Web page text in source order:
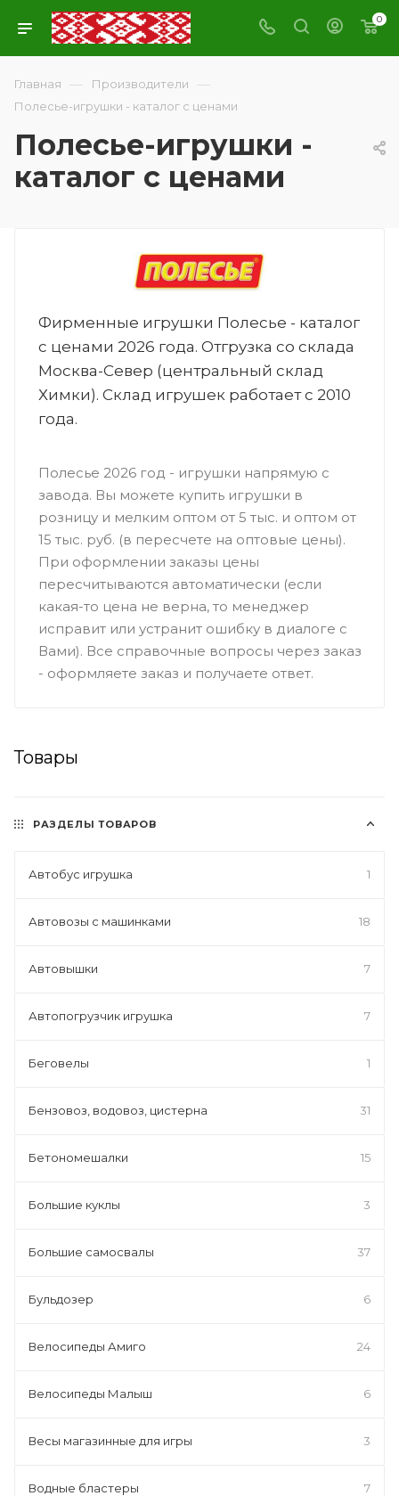
0
Главная — Производители —
Полесье-игрушки - каталог с ценами
Полесье-игрушки -
каталог с ценами
Фирменные игрушки Полесье - каталог
с ценами 2026 года. Отгрузка со склада
Москва-Север (центральный склад
Химки). Склад игрушек работает с 2010
года.
Полесье 2026 год - игрушки напрямую с
завода. Вы можете купить игрушки в
розницу и мелким оптом от 5 тыс. и оптом от
15 тыс. руб. (в пересчете на оптовые цены).
При оформлении заказы цены
пересчитываются автоматически (если
какая-то цена не верна, то менеджер
исправит или устранит ошибку в диалоге с
Вами). Все справочные вопросы через заказ
- оформляете заказ и получаете ответ.
Товары
РАЗДЕЛЫ ТОВАРОВ
Автобус игрушка 1
Автовозы с машинками 18
Автовышки 7
Автопогрузчик игрушка 7
Беговелы 1
Бензовоз, водовоз, цистерна 31
Бетономешалки 15
Большие куклы 3
Большие самосвалы 37
Бульдозер 6
Велосипеды Амиго 24
Велосипеды Малыш 6
Весы магазинные для игры 3
Водные бластеры 7